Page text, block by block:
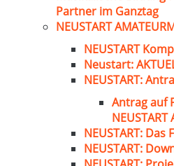
Partner im Ganztag
NEUSTART
NEUSTART
Neustart:
NEUSTART:
Antrag auf
NEUSTART
NEUSTART:
NEUSTART: